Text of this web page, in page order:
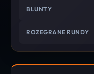
BLUNTY
ROZEGRANE RUNDY